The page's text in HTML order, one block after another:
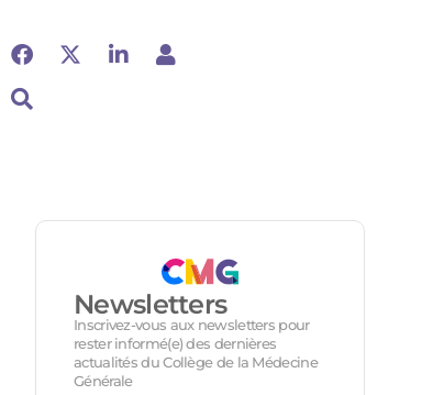
Newsletters
Inscrivez-vous aux newsletters pour
rester informé(e) des dernières
actualités du Collège de la Médecine
Générale